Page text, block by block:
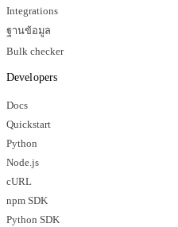
Integrations
ฐานข้อมูล
Bulk checker
Developers
Docs
Quickstart
Python
Node.js
cURL
npm SDK
Python SDK